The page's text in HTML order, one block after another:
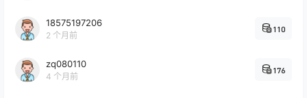
18575197206
2 个月前
110
zq080110
4 个月前
176